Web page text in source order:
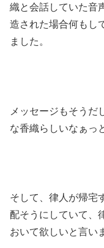
織と会話していた音
造された場合何もし
ました。
メッセージもそうだ
な香織らしいなぁっ
そして、律人が帰宅
配そうにしていて、
おいて欲しいと言い